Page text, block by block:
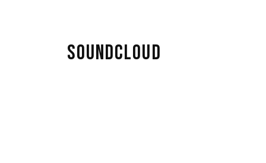
SOUNDCLOUD